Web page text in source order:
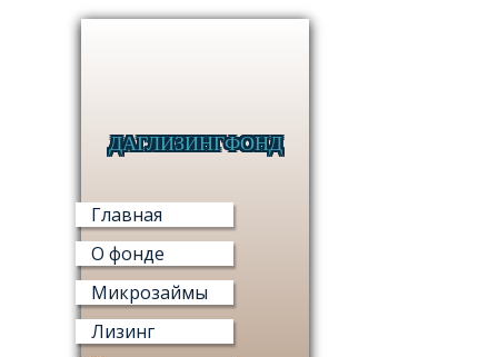
ДАГЛИЗИНГФОНД
Главная
О фонде
Микрозаймы
Лизинг